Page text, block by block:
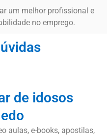
um melhor profissional e
no emprego.
de idosos
aulas, e-books, apostilas,